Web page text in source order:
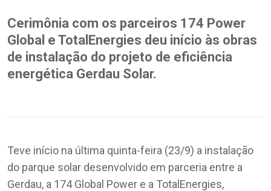
Cerimônia com os parceiros 174 Power
Global e TotalEnergies deu início às obras
de instalação do projeto de eficiência
energética Gerdau Solar.
Teve início na última quinta-feira (23/9) a instalação
do parque solar desenvolvido em parceria entre a
Gerdau, a 174 Global Power e a TotalEnergies,